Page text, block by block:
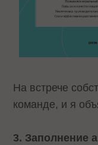
На встрече
команде, и я
3. Заполнение